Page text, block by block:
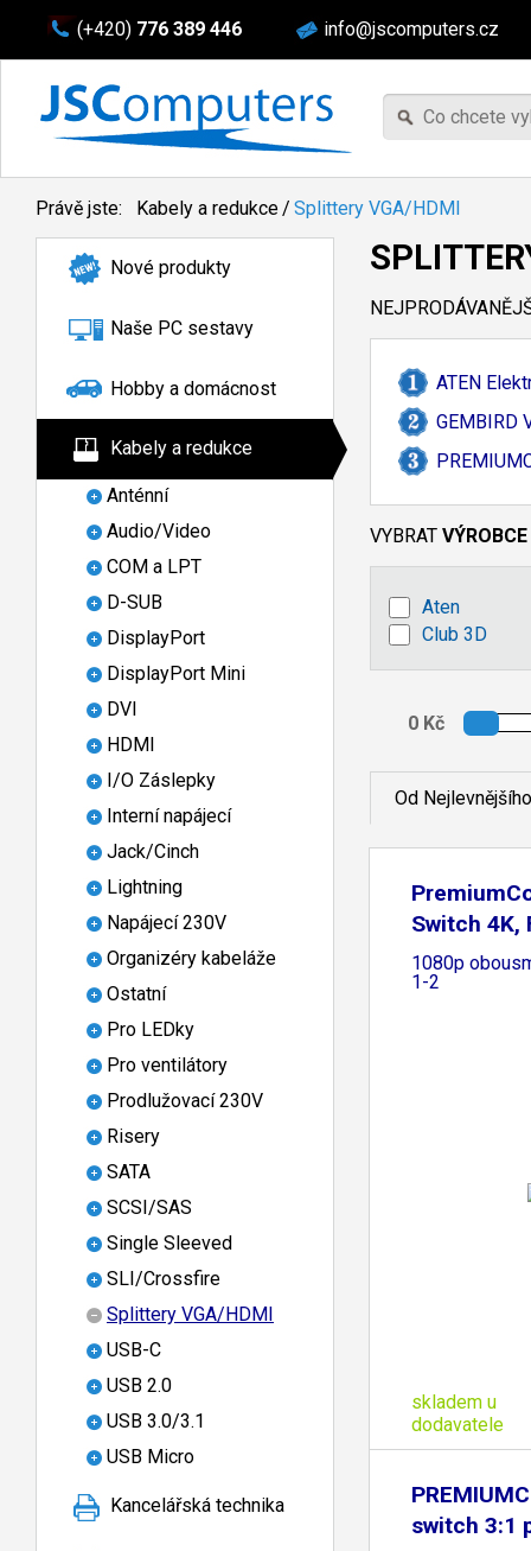
(+420) 776 389 446 info@jscomputers.cz
Právě jste: Kabely a redukce/ Splittery VGA/HDMI
Nové produkty
Naše PC sestavy
Hobby a domácnost
Kabely a redukce
Anténní
Audio/Video
COM a LPT
D-SUB
DisplayPort
DisplayPort Mini
DVI
HDMI
I/O Záslepky
Interní napájecí
Jack/Cinch
Lightning
Napájecí 230V
Organizéry kabeláže
Ostatní
Pro LEDky
Pro ventilátory
Prodlužovací 230V
Risery
SATA
SCSI/SAS
Single Sleeved
SLI/Crossfire
Splittery VGA/HDMI
USB-C
USB 2.0
USB 3.0/3.1
USB Micro
Kancelářská technika
ATEN
GEMBIRD
VYBRAT VÝROBCE
Aten
Club 3D
Od Nejlevnějšího
Switch 4K,
1080p
1-2
skladem u
dodavatele
switch 3:1